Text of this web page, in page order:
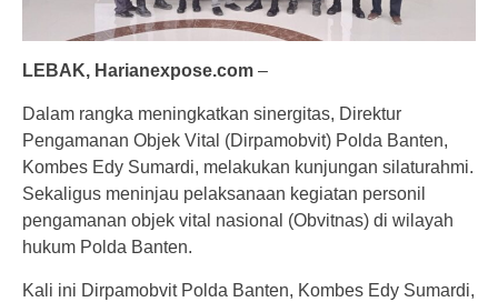
LEBAK, Harianexpose.com –
Dalam rangka meningkatkan sinergitas, Direktur
Pengamanan Objek Vital (Dirpamobvit) Polda Banten,
Kombes Edy Sumardi, melakukan kunjungan silaturahmi.
Sekaligus meninjau pelaksanaan kegiatan personil
pengamanan objek vital nasional (Obvitnas) di wilayah
hukum Polda Banten.
Kali ini Dirpamobvit Polda Banten, Kombes Edy Sumardi,